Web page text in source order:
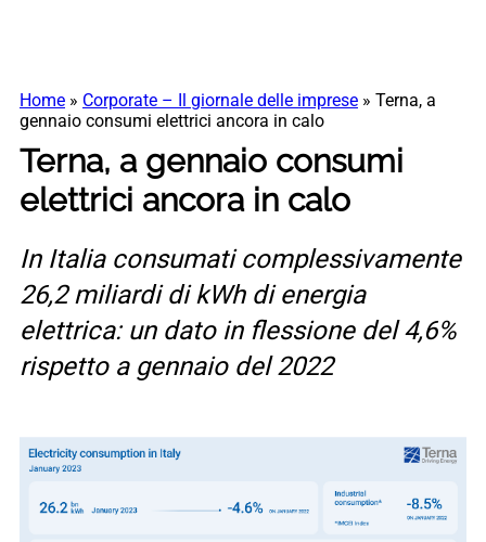
Home » Corporate – Il giornale delle imprese » Terna, a
gennaio consumi elettrici ancora in calo
Terna, a gennaio consumi
elettrici ancora in calo
In Italia consumati complessivamente
26,2 miliardi di kWh di energia
elettrica: un dato in flessione del 4,6%
rispetto a gennaio del 2022